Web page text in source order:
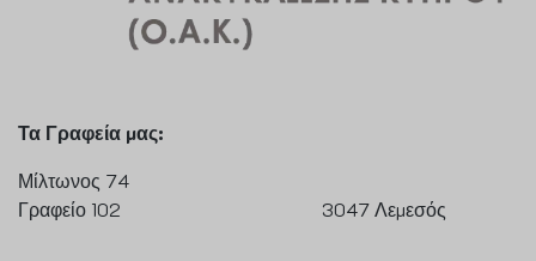
Τα Γραφεία μας:
Μίλτωνος 74
Γραφείο 102 3047 Λεμεσός